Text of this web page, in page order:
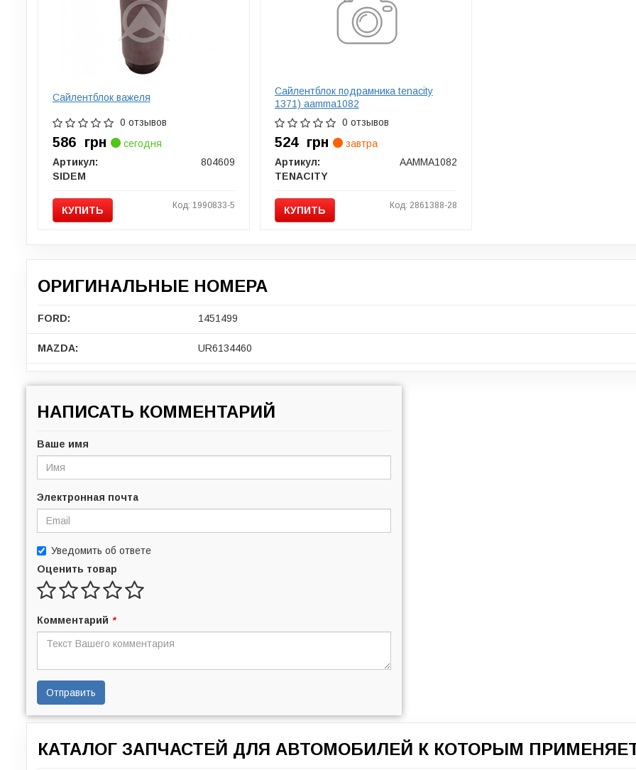
Сайлентблок важеля
0 отзывов
586 грн
сегодня
Артикул:
804609
SIDEM
КУПИТЬ Код: 1990833-5
Сайлентблок подрамника tenacity
1371) aamma1082
0 отзывов
524 грн
завтра
Артикул:
AAMMA1082
TENACITY
КУПИТЬ Код: 2861388-28
ОРИГИНАЛЬНЫЕ НОМЕРА
FORD: 1451499
MAZDA: UR6134460
НАПИСАТЬ КОММЕНТАРИЙ
Ваше имя
Электронная почта
Уведомить об ответе
Оценить товар
Комментарий *
Отправить
КАТАЛОГ ЗАПЧАСТЕЙ ДЛЯ АВТОМОБИЛЕЙ К КОТОРЫМ